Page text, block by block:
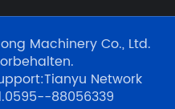
Machinery Co., Ltd.
Tianyu Network
0595--88056339